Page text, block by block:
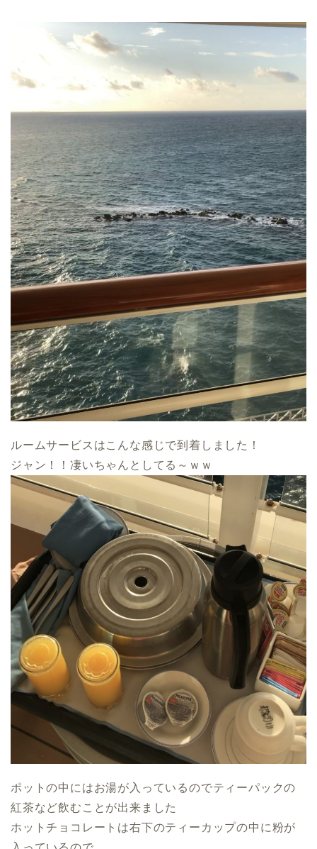
ルームサービスはこんな感じで到着しました！
ジャン！！凄いちゃんとしてる～ｗｗ
ポットの中にはお湯が入っているのでティーパックの
紅茶など飲むことが出来ました
ホットチョコレートは右下のティーカップの中に粉が